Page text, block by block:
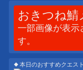
おきつね鯖
一部画像が表示
す。
◆ 本日のおすすめクエスト